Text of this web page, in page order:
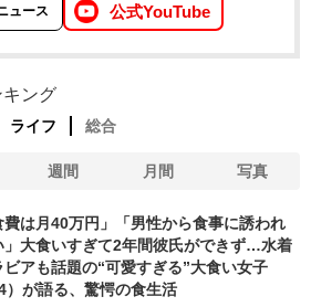
ュース 公式YouTube
キング
ライフ 総合
週間 月間 写真
費は月40万円」「男性から食事に誘われ
」大食いすぎて2年間彼氏ができず…水着
ビアも話題の“可愛すぎる”大食い女子
）が語る、驚愕の食生活